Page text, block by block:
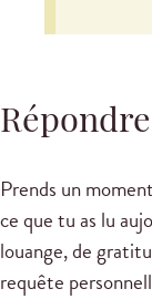
Répondre
Prends un
ce que tu as lu
louange, de
requête